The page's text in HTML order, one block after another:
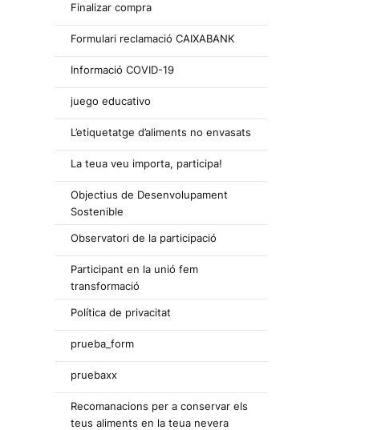
Finalizar compra
Formulari reclamació CAIXABANK
Informació COVID-19
juego educativo
L’etiquetatge d’aliments no envasats
La teua veu importa, participa!
Objectius de Desenvolupament
Sostenible
Observatori de la participació
Participant en la unió fem
transformació
Política de privacitat
prueba_form
pruebaxx
Recomanacions per a conservar els
teus aliments en la teua nevera